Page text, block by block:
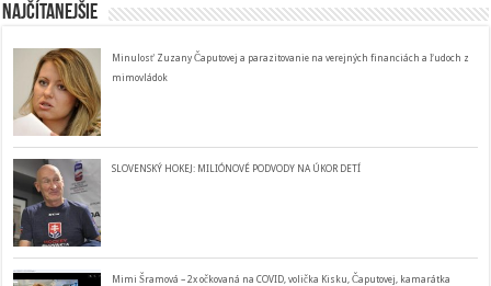
Najčítanejšie
Minulosť Zuzany Čaputovej a parazitovanie na verejných financiách a ľudoch z
mimovládok
SLOVENSKÝ HOKEJ: MILIÓNOVÉ PODVODY NA ÚKOR DETÍ
Mimi Šramová – 2x očkovaná na COVID, volička Kisku, Čaputovej, kamarátka